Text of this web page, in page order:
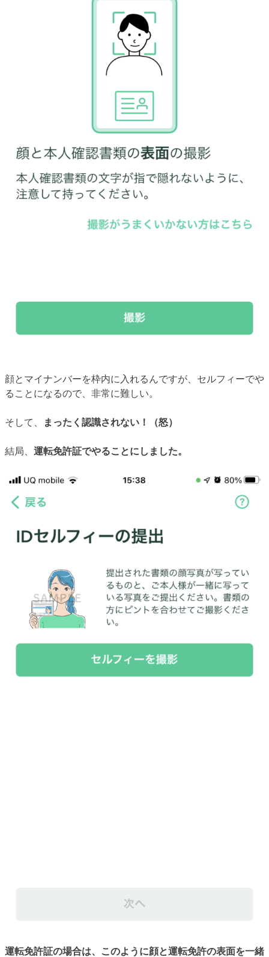
顔とマイナンバーを枠内に入れるんですが、セルフィーでや
ることになるので、非常に難しい。
そして、 まったく認識されない！（怒）
結局、 運転免許証でやることにしました。
運転免許証の場合は、このように顔と運転免許の表面を一緒